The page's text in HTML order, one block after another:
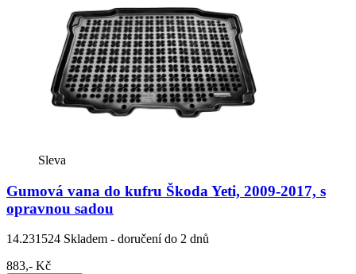
Sleva
Gumová vana do kufru Škoda Yeti, 2009-2017, s
opravnou sadou
14.231524 Skladem - doručení do 2 dnů
883,- Kč